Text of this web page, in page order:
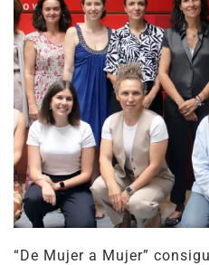
“De Mujer a Mujer”